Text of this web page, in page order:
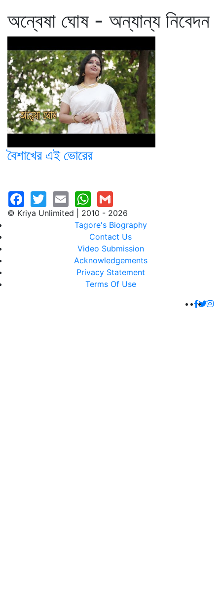
অন্বেষা ঘোষ - অন্যান্য নিবেদন
বৈশাখের এই ভোরের
© Kriya Unlimited | 2010 - 2026
Tagore's Biography
Contact Us
Video Submission
Acknowledgements
Privacy Statement
Terms Of Use